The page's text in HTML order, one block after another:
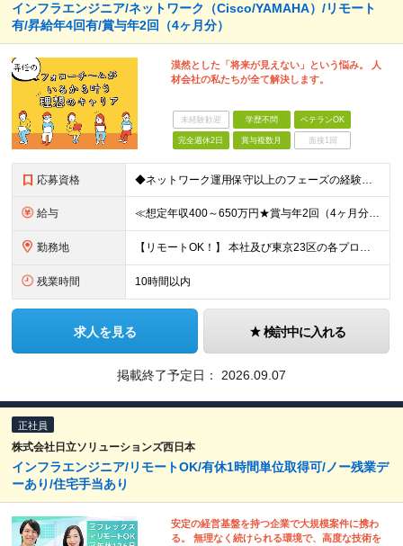
インフラエンジニア/ネットワーク（Cisco/YAMAHA）/リモート
有/昇給年4回有/賞与年2回（4ヶ月分）
漠然とした「将来が見えない」という悩み。 人
材会社の私たちが全て解決します。
未経験歓迎 学歴不問 ベテランOK
完全週休2日 賞与複数月 面接1回
応募資格 ◆ネットワーク運用保守以上のフェーズの経験がある方 ※学歴不問 【こんな方をお待ちしています！】 ■上場企業×複数事業運営の安定基盤のもと、着実にスキルアップをしてきたい ■上流工程の経験を通じて、
給与 ≪想定年収400～650万円★賞与年2回（4ヶ月分）★≫ 月給25万円～41.5万円＋賞与年2回（4カ月分）＋各種手当 ※別途、残業代は全額支給します ※試用期間は3ヶ月。その間の給与・待遇に差異はあ
勤務地 【リモートOK！】 本社及び東京23区の各プロジェクト先での勤務となります ※転居を伴う転勤はありません 本社／東京都港区赤坂3-21-20 赤坂ロングビーチビル ★就業場所の変更の範囲：会社が定
残業時間 10時間以内
求人を見る 検討中に入れる
掲載終了予定日： 2026.09.07
正社員
株式会社日立ソリューションズ西日本
インフラエンジニア/リモートOK/有休1時間単位取得可/ノー残業デ
ーあり/住宅手当あり
安定の経営基盤を持つ企業で大規模案件に携わ
る。 無理なく続けられる環境で、高度な技術を